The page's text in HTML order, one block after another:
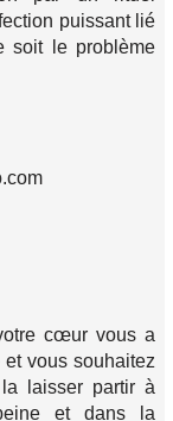
puissant lié
soit le problème
cœur vous a
vous souhaitez
laisser partir à
et dans la